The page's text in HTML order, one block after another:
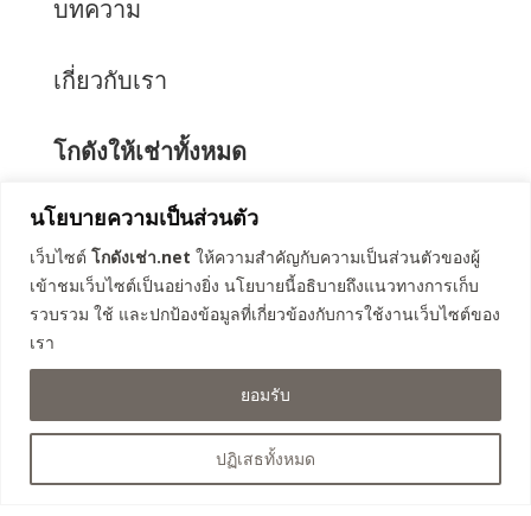
นโยบายความเป็นส่วนตัว
เว็บไซต์ โกดังเช่า.net ให้ความสำคัญกับความเป็นส่วนตัวของผู้
เข้าชมเว็บไซต์เป็นอย่างยิ่ง นโยบายนี้อธิบายถึงแนวทางการเก็บ
รวบรวม ใช้ และปกป้องข้อมูลที่เกี่ยวข้องกับการใช้งานเว็บไซต์ของ
เรา
ปฏิเสธทั้งหมด
ยอมรับ
บทความ
เกี่ยวกับเรา
โกดังให้เช่าทั้งหมด
โกดังคลอง 3 ธัญบุรี (เฟส 1)
โกดังคลอง 4 ลำลูกกา 67
โกดังคลอง 4 ลำลูกกา 69
โกดังรังสิต-นครนายก 57
โกดังคลอง 8 ลำลูกกา